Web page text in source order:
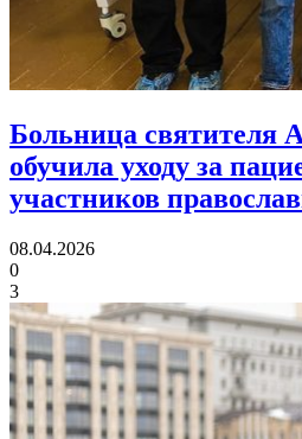
Больница святителя
обучила уходу за
участников
08.04.2026
0
3